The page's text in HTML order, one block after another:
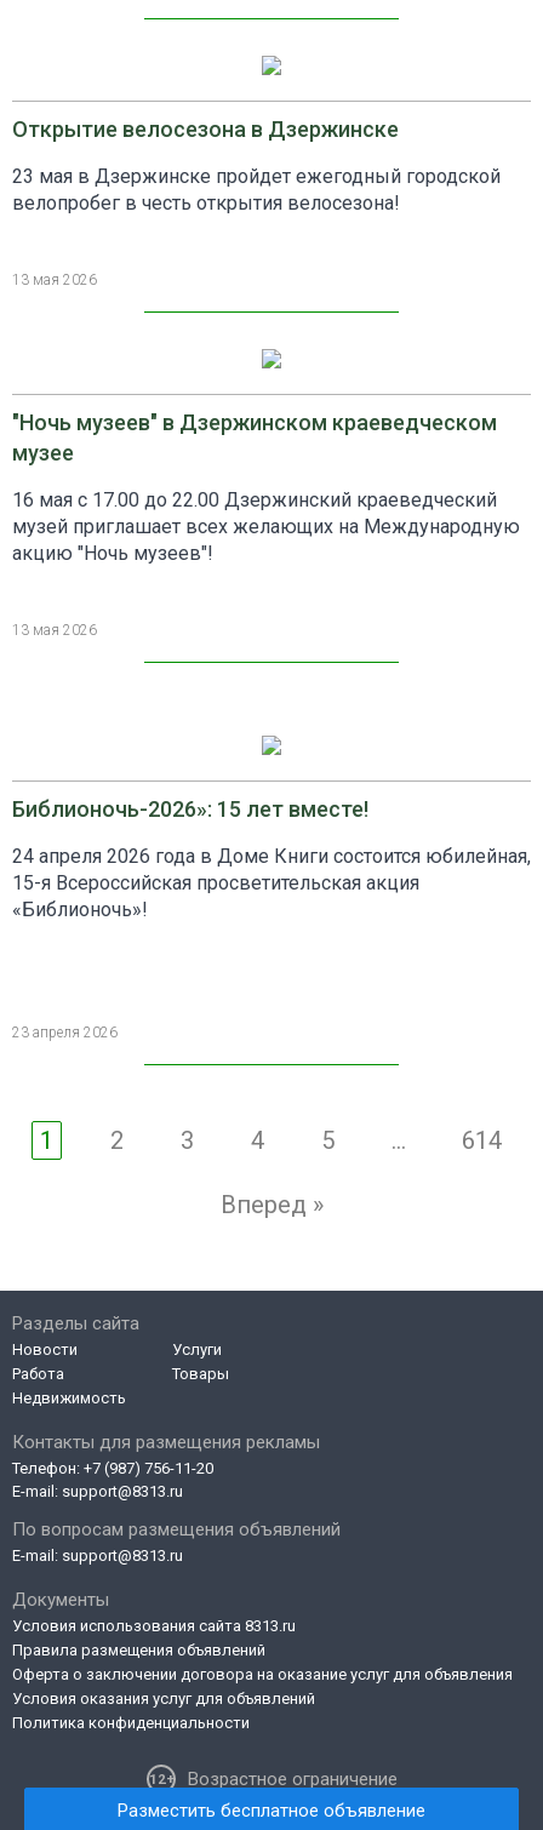
Открытие велосезона в Дзержинске
23 мая в Дзержинске пройдет ежегодный городской
велопробег в честь открытия велосезона!
13 мая 2026
"Ночь музеев" в Дзержинском краеведческом
музее
16 мая с 17.00 до 22.00 Дзержинский краеведческий
музей приглашает всех желающих на Международную
акцию "Ночь музеев"!
13 мая 2026
Библионочь-2026»: 15 лет вместе!
24 апреля 2026 года в Доме Книги состоится юбилейная,
15-я Всероссийская просветительская акция
«Библионочь»!
23 апреля 2026
1 2 3 4 5 ... 614
Вперед »
Контакты для размещения рекламы
Телефон: +7 (987) 756-11-20
E-mail: support@8313.ru
По вопросам размещения объявлений
E-mail: support@8313.ru
Документы
Условия использования сайта 8313.ru
Правила размещения объявлений
Оферта о заключении договора на оказание услуг для объявления
Условия оказания услуг для объявлений
Политика конфиденциальности
Возрастное ограничение
Разделы сайта
Новости
Работа
Недвижимость
Услуги
Товары
Разместить бесплатное объявление